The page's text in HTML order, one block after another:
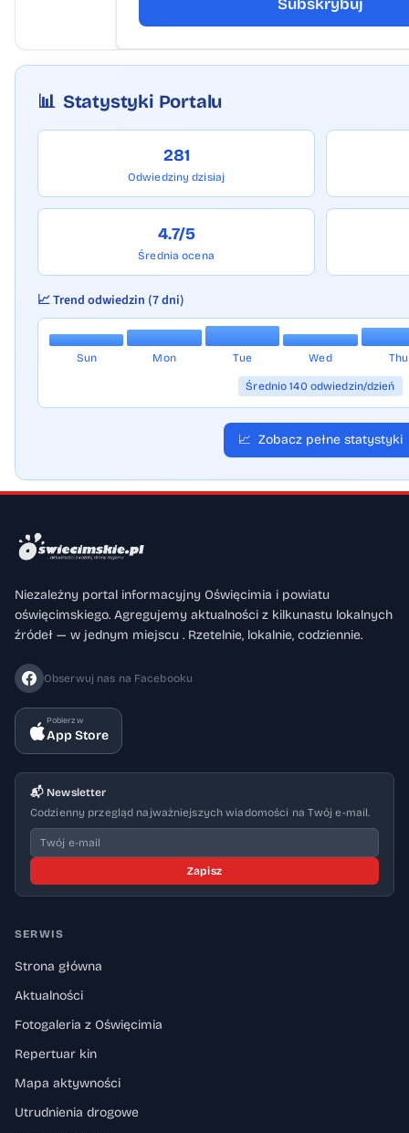
📊 Statystyki Portalu
281
Odwiedziny dzisiaj
4.7/5
Średnia ocena
📈 Trend odwiedzin (7 dni)
Sun Mon Tue Wed Thu
Średnio 140 odwiedzin/dzień
📈 Zobacz pełne statystyki
Niezależny portal informacyjny Oświęcimia i powiatu
oświęcimskiego. Agregujemy aktualności z kilkunastu lokalnych
źródeł — w jednym miejscu . Rzetelnie, lokalnie, codziennie.
Obserwuj nas na Facebooku
Pobierz w
App Store
📬 Newsletter
Codzienny przegląd najważniejszych wiadomości na Twój e-mail.
Zapisz
SERWIS
Strona główna
Aktualności
Fotogaleria z Oświęcimia
Repertuar kin
Mapa aktywności
Utrudnienia drogowe